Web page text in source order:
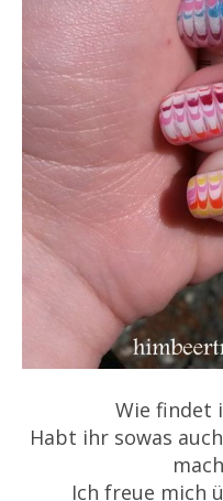
Wie findet
Habt ihr sowas
Ich freue mich